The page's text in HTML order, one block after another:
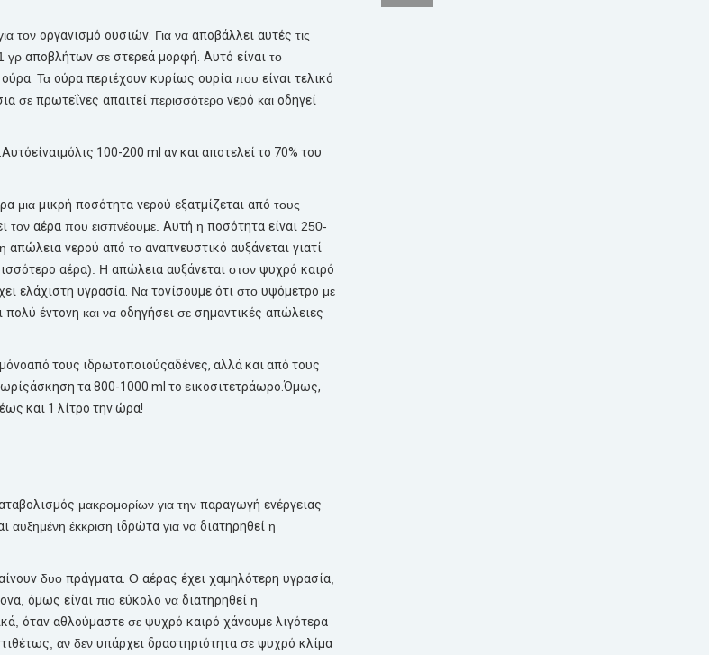
τον οργανισμό ουσιών. Για να αποβάλλει αυτές τις
γρ αποβλήτων σε στερεά μορφή. Αυτό είναι το
ούρα. Τα ούρα περιέχουν κυρίως ουρία που είναι τελικό
σε πρωτεΐνες απαιτεί περισσότερο νερό και οδηγεί
Αυτόείναιμόλις 100-200 ml αν καιαποτελείτο 70% του
μια μικρή ποσότητα νερού εξατμίζεται από τους
τον αέρα που εισπνέουμε. Αυτή η ποσότητα είναι 250-
η απώλεια νερού από το αναπνευστικό αυξάνεται γιατί
αέρα). Η απώλεια αυξάνεται στον ψυχρό καιρό
ελάχιστη υγρασία. Να τονίσουμε ότι στο υψόμετρο με
πολύ έντονη και να οδηγήσει σε σημαντικές απώλειες
μόνοαπό τους ιδρωτοποιούςαδένες, αλλάκαιαπό τους
άσκηση τα 800-1000 ml το εικοσιτετράωρο.Όμως,
έως και 1 λίτρο τηνώρα!
μακρομορίων για την παραγωγή ενέργειας
αυξημένη έκκριση ιδρώτα για να διατηρηθεί η
δυο πράγματα. Ο αέρας έχει χαμηλότερη υγρασία,
, όμως είναι πιο εύκολο να διατηρηθεί η
, όταν αθλούμαστε σε ψυχρό καιρό χάνουμε λιγότερα
, αν δεν υπάρχει δραστηριότητα σε ψυχρό κλίμα